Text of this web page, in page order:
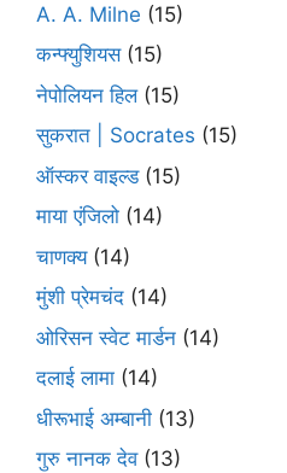
A. A. Milne (15)
कन्फ्युशियस(15)
नेपोलियन हिल(15)
सुकरात | Socrates (15)
ऑस्कर वाइल्ड(15)
माया एंजिलो (14)
चाणक्य(14)
मुंशी प्रेमचंद (14)
ओरिसन स्‍वेट मार्डन (14)
दलाई लामा (14)
धीरूभाई अम्बानी (13)
गुरु नानक देव(13)